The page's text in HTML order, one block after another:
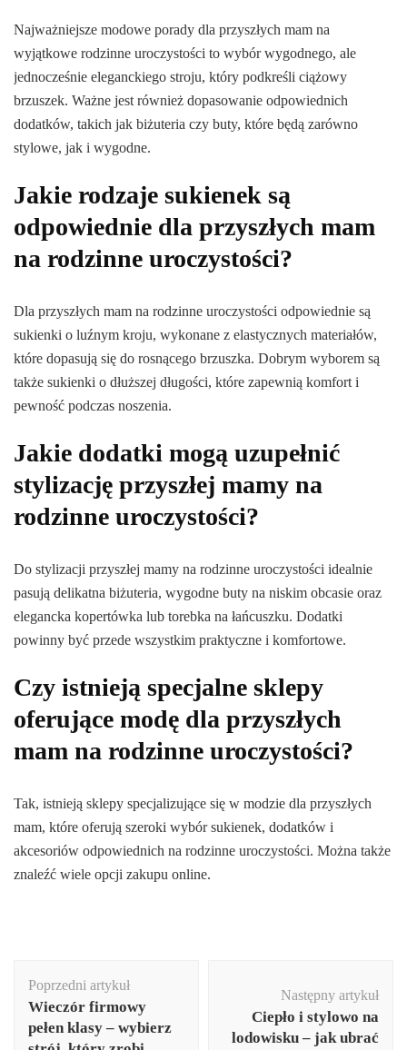
Najważniejsze modowe porady dla przyszłych mam na
wyjątkowe rodzinne uroczystości to wybór wygodnego, ale
jednocześnie eleganckiego stroju, który podkreśli ciążowy
brzuszek. Ważne jest również dopasowanie odpowiednich
dodatków, takich jak biżuteria czy buty, które będą zarówno
stylowe, jak i wygodne.
Jakie rodzaje sukienek są
odpowiednie dla przyszłych mam
na rodzinne uroczystości?
Dla przyszłych mam na rodzinne uroczystości odpowiednie są
sukienki o luźnym kroju, wykonane z elastycznych materiałów,
które dopasują się do rosnącego brzuszka. Dobrym wyborem są
także sukienki o dłuższej długości, które zapewnią komfort i
pewność podczas noszenia.
Jakie dodatki mogą uzupełnić
stylizację przyszłej mamy na
rodzinne uroczystości?
Do stylizacji przyszłej mamy na rodzinne uroczystości idealnie
pasują delikatna biżuteria, wygodne buty na niskim obcasie oraz
elegancka kopertówka lub torebka na łańcuszku. Dodatki
powinny być przede wszystkim praktyczne i komfortowe.
Czy istnieją specjalne sklepy
oferujące modę dla przyszłych
mam na rodzinne uroczystości?
Tak, istnieją sklepy specjalizujące się w modzie dla przyszłych
mam, które oferują szeroki wybór sukienek, dodatków i
akcesoriów odpowiednich na rodzinne uroczystości. Można także
znaleźć wiele opcji zakupu online.
wpisu
Poprzedni artykuł
Wieczór firmowy
pełen klasy – wybierz
Następny artykuł
Ciepło i stylowo na
lodowisku – jak ubrać